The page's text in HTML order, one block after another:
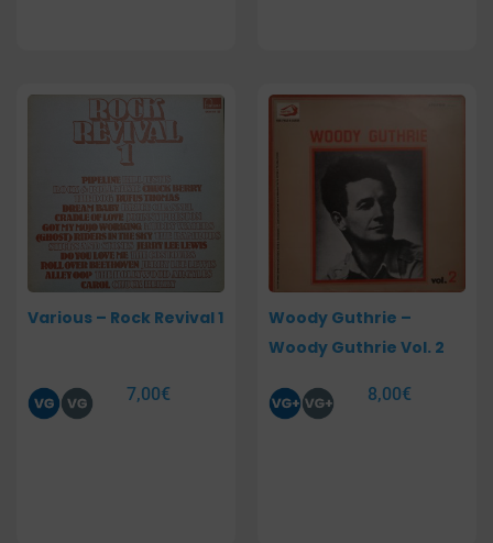
Various – Rock Revival 1
7,00€
Woody Guthrie –
Woody Guthrie Vol. 2
8,00€